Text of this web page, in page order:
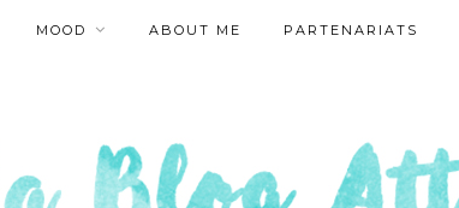
MOOD ABOUT ME PARTENARIATS